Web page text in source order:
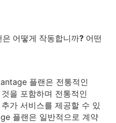
어떻게 작동합니까? 어떤
플랜은 전통적인
을 포함하며 전통적인
가 서비스를 제공할 수 있
플랜은 일반적으로 계약